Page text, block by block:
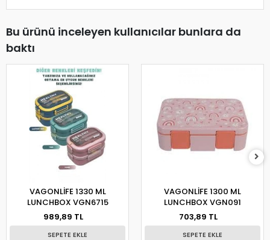
Bu ürünü inceleyen kullanıcılar bunlara da
baktı
VAGONLİFE 1330 ML
LUNCHBOX VGN6715
989,89 TL
SEPETE EKLE
VAGONLİFE 1300 ML
LUNCHBOX VGN091
703,89 TL
SEPETE EKLE